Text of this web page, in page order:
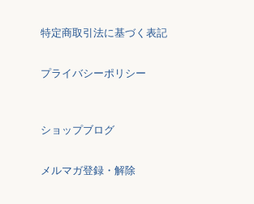
特定商取引法に基づく表記
プライバシーポリシー
ショップブログ
メルマガ登録・解除